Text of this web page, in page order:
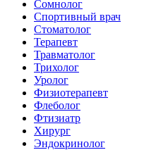
Сомнолог
Спортивный врач
Стоматолог
Терапевт
Травматолог
Трихолог
Уролог
Физиотерапевт
Флеболог
Фтизиатр
Хирург
Эндокринолог